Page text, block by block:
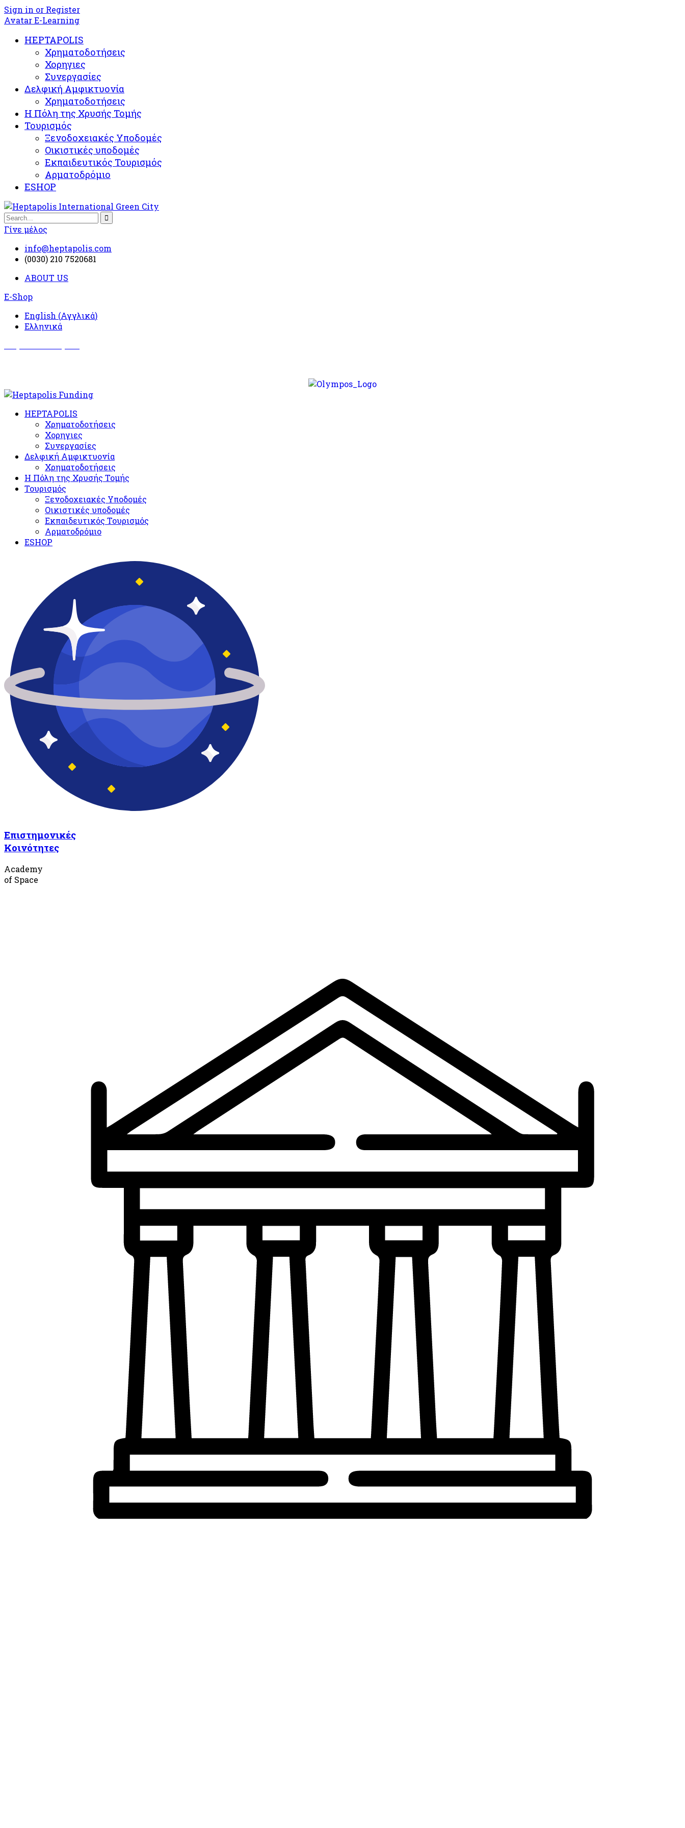
Sign in or Register
Avatar E-Learning
HEPTAPOLIS
Χρηματοδοτήσεις
Χορηγιες
Συνεργασίες
Δελφική Αμφικτυονία
Χρηματοδοτήσεις
Η Πόλη της Χρυσής Τομής
Τουρισμός
Ξενοδοχειακές Υποδομές​
Oικιστικές υποδομές
Εκπαιδευτικός Τουρισμός
Αρματοδρόμιο
ESHOP
Γίνε μέλος
info@heptapolis.com
(0030) 210 7520681
ABOUT US
E-Shop
English (Αγγλικά)
Ελληνικά
HEPTAPOLIS
Χρηματοδοτήσεις
Χορηγιες
Συνεργασίες
Δελφική Αμφικτυονία
Χρηματοδοτήσεις
Η Πόλη της Χρυσής Τομής
Τουρισμός
Ξενοδοχειακές Υποδομές​
Oικιστικές υποδομές
Εκπαιδευτικός Τουρισμός
Αρματοδρόμιο
ESHOP
Επιστημονικές
Κοινότητες
Academy
of Space